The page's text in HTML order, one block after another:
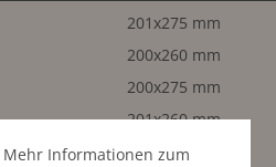
201x275 mm
200x260 mm
200x275 mm
201x260 mm
200x128 mm
Mehr Informationen zum